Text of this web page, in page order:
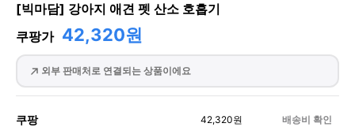
[빅마담] 강아지 애견 펫 산소 호흡기
쿠팡가 42,320원
외부 판매처로 연결되는 상품이에요
쿠팡 42,320원 배송비 확인